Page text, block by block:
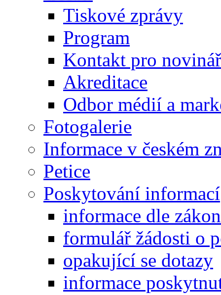
Tiskové zprávy
Program
Kontakt pro
Akreditace
Odbor médií a
Fotogalerie
Informace v českém
Petice
Poskytování informací
informace dle
formulář žádosti o
opakující se dotazy
informace